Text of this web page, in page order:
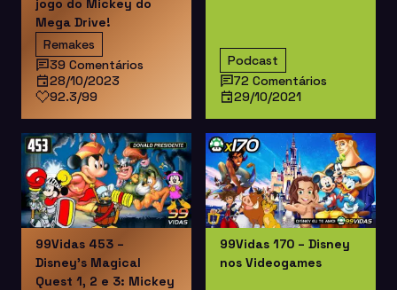
jogo do Mickey do
Mega Drive!
Remakes
39 Comentários
28/10/2023
92.3/99
Podcast
72 Comentários
29/10/2021
99Vidas 453 –
Disney’s Magical
Quest 1, 2 e 3: Mickey
99Vidas 170 – Disney
nos Videogames